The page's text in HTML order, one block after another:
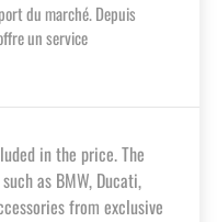
du marché. Depuis
un service
in the price. The
as BMW, Ducati,
from exclusive